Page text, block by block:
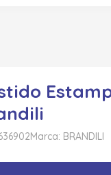
Marca: BRANDILI